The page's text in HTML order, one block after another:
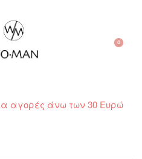
0
αγορές άνω των 30 Ευρώ